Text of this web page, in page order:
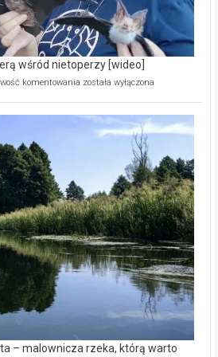
wśród nietoperzy [wideo]
komentowania Ekologiczne
kamerą
wśród
została wyłączona
– malownicza rzeka, którą warto